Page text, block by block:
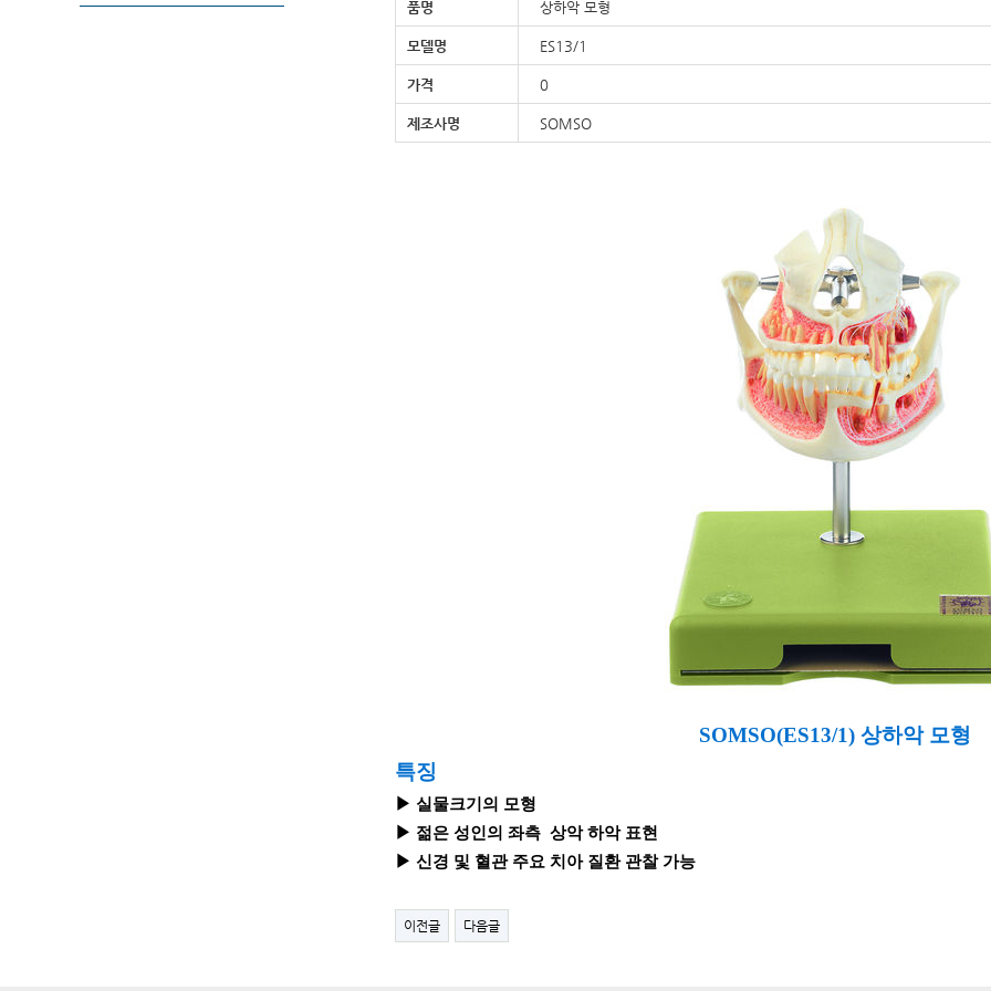
품명 상하악 모형
모델명 ES13/1
가격 0
제조사명 SOMSO
SOMSO(ES13/1) 상하악 모형
특징
▶ 실물크기의 모형
▶ 젊은 성인의 좌측 상악 하악 표현
▶ 신경 및 혈관 주요 치아 질환 관찰 가능
이전글 다음글